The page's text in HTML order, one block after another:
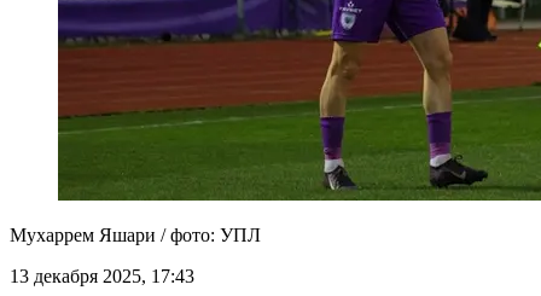
Мухаррем Яшари / фото: УПЛ
13 декабря 2025, 17:43